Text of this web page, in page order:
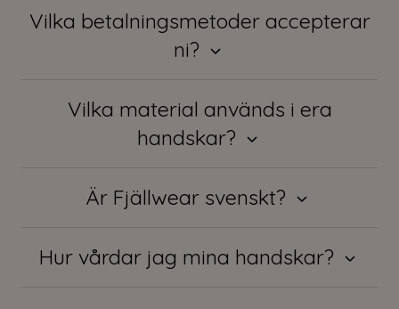
Vilka betalningsmetoder accepterar
ni?
Vilka material används i era
handskar?
Är Fjällwear svenskt?
Hur vårdar jag mina handskar?